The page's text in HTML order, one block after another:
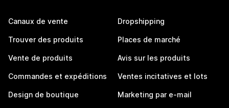
Canaux de vente
Trouver des produits
Vente de produits
Commandes et expéditions
Design de boutique
Dropshipping
Places de marché
Avis sur les produits
Ventes incitatives et lots
Marketing par e-mail